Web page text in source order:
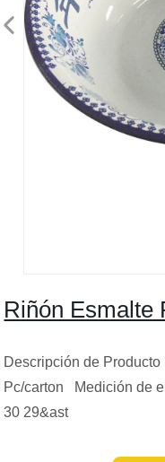
Riñón Esmalte
Descripción de
Pc/carton Medición de
30 29&ast